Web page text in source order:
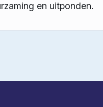
en uitponden.